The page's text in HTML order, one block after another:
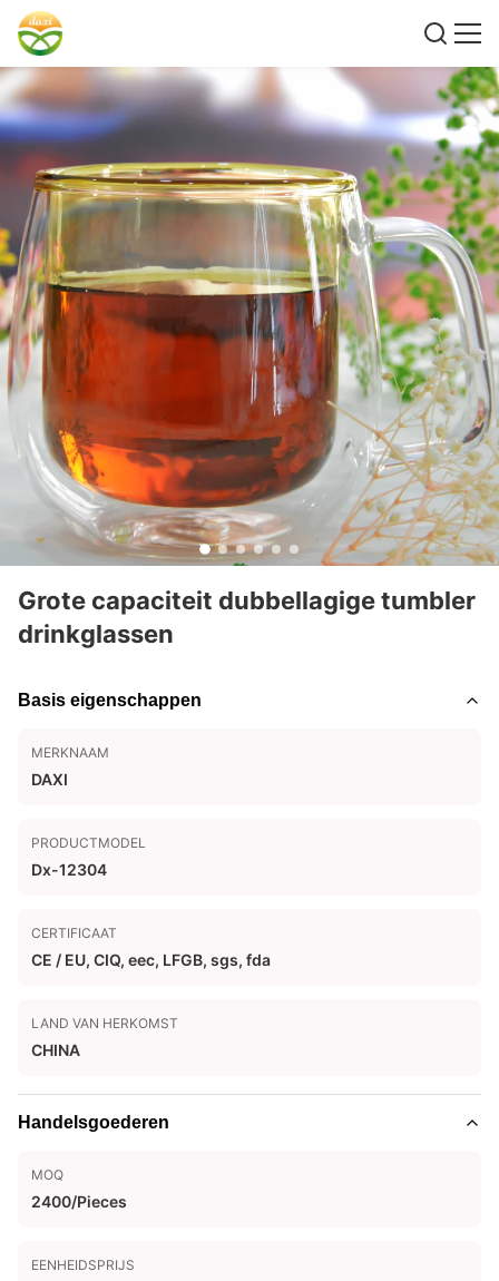
Grote capaciteit dubbellagige tumbler
drinkglassen
Basis eigenschappen
MERKNAAM
DAXI
PRODUCTMODEL
Dx-12304
CERTIFICAAT
CE / EU, CIQ, eec, LFGB, sgs, fda
LAND VAN HERKOMST
CHINA
Handelsgoederen
MOQ
2400/Pieces
EENHEIDSPRIJS